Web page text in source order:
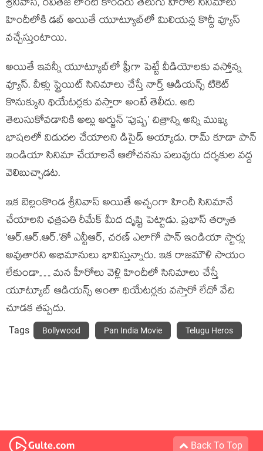
శ్రీనివాస్‍, రవితేజ లాంటి కొందరు తెలుగు హీరోల సినిమాలు
హిందీలోకి డబ్‍ అయితే యూట్యూబ్‍లో మిలియన్ల కొద్దీ వ్యూస్‍
వచ్చేస్తుంటాయి.
అయితే ఇవన్నీ యూట్యూబ్‍లో ఫ్రీగా పెట్టే వీడియోలకు వస్తోన్న
వ్యూస్‍. వీళ్లు స్ట్రెయిట్‍ సినిమాలు చేస్తే నార్త్ ఆడియన్స్ టికెట్‍
కొనుక్కుని థియేటర్లకు వస్తారా అంటే తెలీదు. అది
తెలుసుకోవడానికి అల్లు అర్జున్‍ ‘పుష్ప’ చిత్రాన్ని అన్ని ముఖ్య
భాషలలో విడుదల చేయాలని డిసైడ్‍ అయ్యాడు. రామ్‍ కూడా పాన్‍
ఇండియా సినిమా చేయాలనే ఆలోచనను పలువురు దర్శకుల వద్ద
వెలిబుచ్చాడట.
ఇక బెల్లంకొండ శ్రీనివాస్‍ అయితే అచ్చంగా హిందీ సినిమానే
చేయాలని ఛత్రపతి రీమేక్‍ మీద దృష్టి పెట్టాడు. ప్రభాస్‍ తర్వాత
‘ఆర్‍.ఆర్‍.ఆర్‍.’తో ఎన్టీఆర్‍, చరణ్‍ ఎలాగో పాన్‍ ఇండియా స్టార్లు
అవుతారని అభిమానులు భావిస్తున్నారు. ఇక రాజమౌళి సాయం
లేకుండా… మన హీరోలు వెళ్లి హిందీలో సినిమాలు చేస్తే
యూట్యూబ్‍ ఆడియన్స్ అంతా థియేటర్లకు వస్తారో లేదో వేచి
చూడక తప్పదు.
Tags Bollywood Pan India Movie Telugu Heros
Back To Top